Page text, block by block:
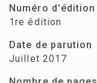
Numéro d'édition
1re édition
Date de parution
Juillet 2017